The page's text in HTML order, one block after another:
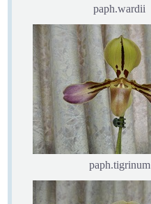
paph.wardii
paph.tigrinum